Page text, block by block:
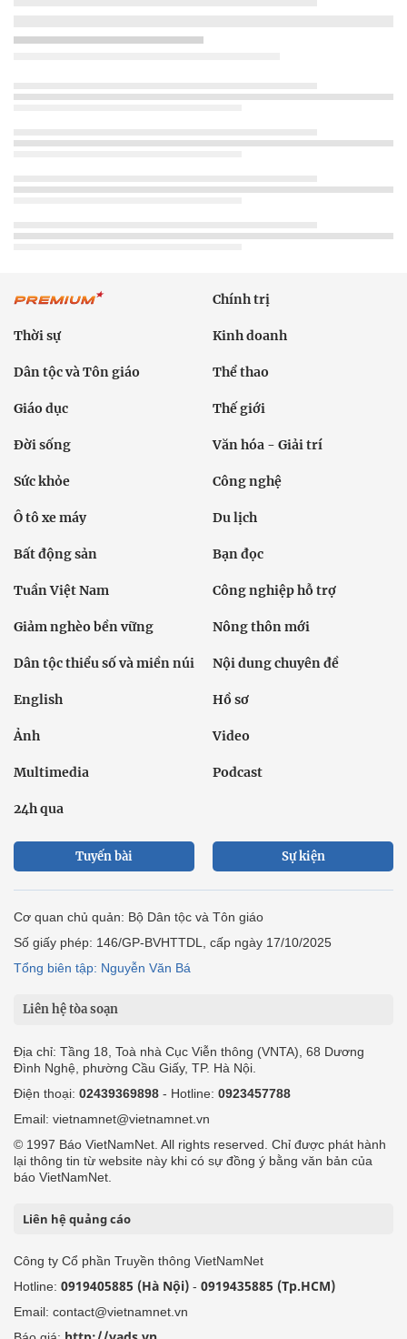
Chính trị
Thời sự Kinh doanh
Dân tộc và Tôn giáo Thể thao
Giáo dục Thế giới
Đời sống Văn hóa - Giải trí
Sức khỏe Công nghệ
Ô tô xe máy Du lịch
Bất động sản Bạn đọc
Tuần Việt Nam Công nghiệp hỗ trợ
Giảm nghèo bền vững Nông thôn mới
Dân tộc thiểu số và miền núi Nội dung chuyên đề
English Hồ sơ
Ảnh Video
Multimedia Podcast
24h qua
Tuyến bài Sự kiện
Cơ quan chủ quản: Bộ Dân tộc và Tôn giáo
Số giấy phép: 146/GP-BVHTTDL, cấp ngày 17/10/2025
Tổng biên tập: Nguyễn Văn Bá
Liên hệ tòa soạn
Địa chỉ: Tầng 18, Toà nhà Cục Viễn thông (VNTA), 68 Dương
Đình Nghệ, phường Cầu Giấy, TP. Hà Nội.
Điện thoại: 02439369898 - Hotline: 0923457788
Email: vietnamnet@vietnamnet.vn
© 1997 Báo VietNamNet. All rights reserved. Chỉ được phát hành
lại thông tin từ website này khi có sự đồng ý bằng văn bản của
báo VietNamNet.
Liên hệ quảng cáo
Công ty Cổ phần Truyền thông VietNamNet
Hotline: 0919405885 (Hà Nội) - 0919435885 (Tp.HCM)
Email: contact@vietnamnet.vn